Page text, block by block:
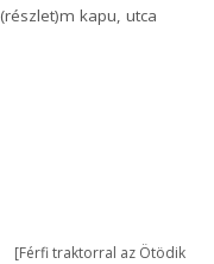
kapu, utca
[Férfi traktorral az Ötödik